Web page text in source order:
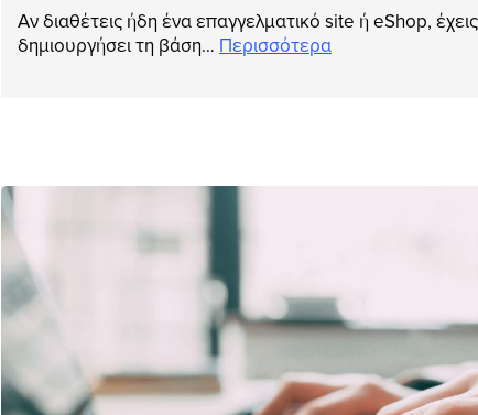
Αν διαθέτεις ήδη ένα επαγγελματικό site ή eShop, έχεις
δημιουργήσει τη βάση… Περισσότερα